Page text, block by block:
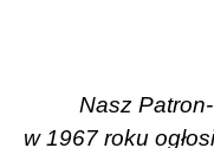
Nasz
w 1967 roku